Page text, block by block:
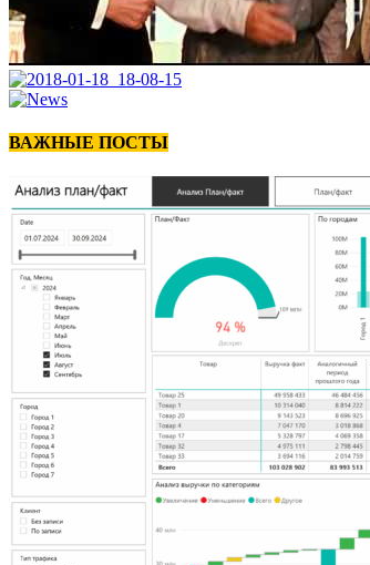
ВАЖНЫЕ ПОСТЫ